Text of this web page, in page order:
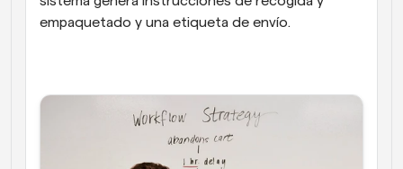
empaquetado y una etiqueta de envío.